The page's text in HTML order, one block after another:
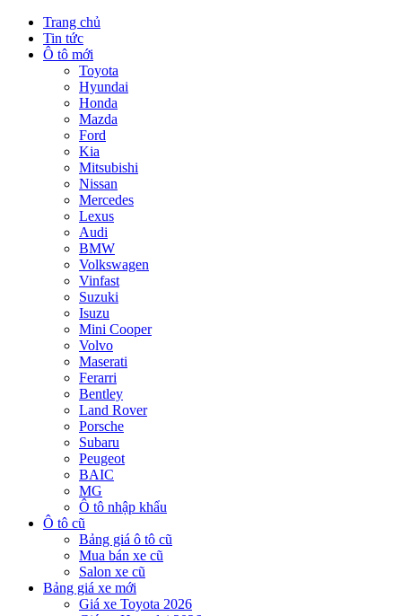
Trang chủ
Tin tức
Ô tô mới
Toyota
Hyundai
Honda
Mazda
Ford
Kia
Mitsubishi
Nissan
Mercedes
Lexus
Audi
BMW
Volkswagen
Vinfast
Suzuki
Isuzu
Mini Cooper
Volvo
Maserati
Ferarri
Bentley
Land Rover
Porsche
Subaru
Peugeot
BAIC
MG
Ô tô nhập khẩu
Ô tô cũ
Bảng giá ô tô cũ
Mua bán xe cũ
Salon xe cũ
Bảng giá xe mới
Giá xe Toyota 2026